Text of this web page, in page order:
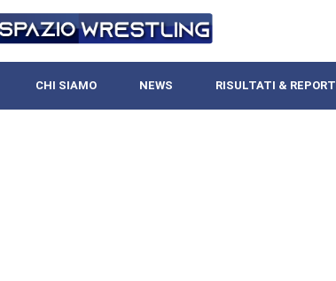
CHI SIAMO NEWS RISULTATI & REPORT